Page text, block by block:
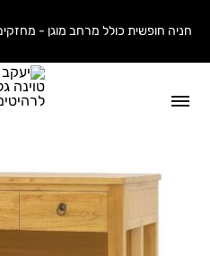
חניה חופשית כולל מרחב מוגן -